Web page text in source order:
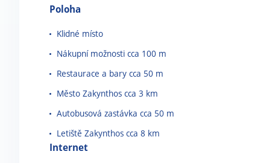
Poloha
Klidné místo
Nákupní možnosti cca 100 m
Restaurace a bary cca 50 m
Město Zakynthos cca 3 km
Autobusová zastávka cca 50 m
Letiště Zakynthos cca 8 km
Internet